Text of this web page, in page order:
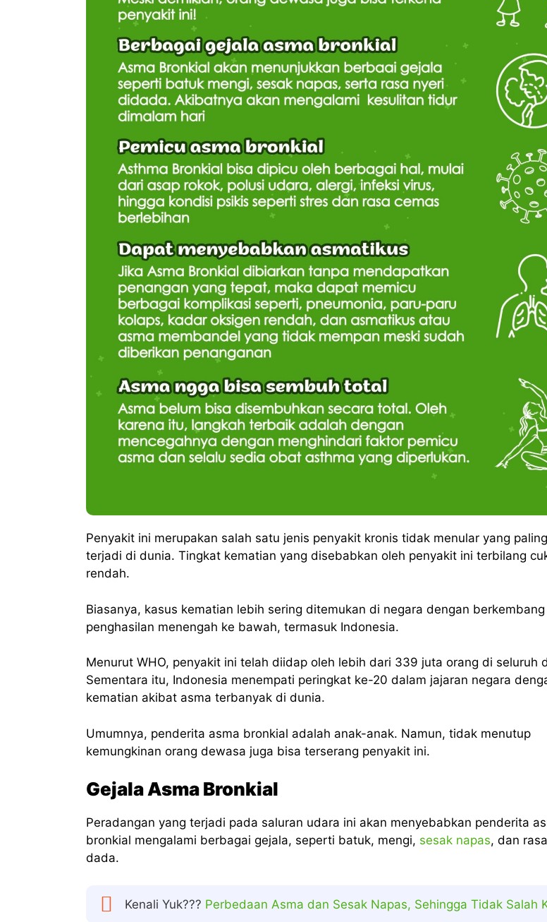
Penyakit ini merupakan salah satu jenis penyakit kronis tidak menular yang
terjadi di dunia. Tingkat kematian yang disebabkan oleh penyakit ini terbilang
rendah.
Biasanya, kasus kematian lebih sering ditemukan di negara dengan
penghasilan menengah ke bawah, termasuk Indonesia.
Menurut WHO, penyakit ini telah diidap oleh lebih dari 339 juta orang di seluruh
Sementara itu, Indonesia menempati peringkat ke-20 dalam jajaran negara
kematian akibat asma terbanyak di dunia.
Umumnya, penderita asma bronkial adalah anak-anak. Namun, tidak menutup
kemungkinan orang dewasa juga bisa terserang penyakit ini.
Gejala Asma Bronkial
Peradangan yang terjadi pada saluran udara ini akan menyebabkan penderita
bronkial mengalami berbagai gejala, seperti batuk, mengi, sesak napas, dan
dada.
Kenali Yuk??? Perbedaan Asma dan Sesak Napas, Sehingga Tidak Salah